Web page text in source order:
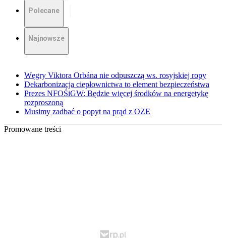
Polecane
Najnowsze
Węgry Viktora Orbána nie odpuszczą ws. rosyjskiej ropy
Dekarbonizacja ciepłownictwa to element bezpieczeństwa
Prezes NFOŚiGW: Będzie więcej środków na energetykę
rozproszoną
Musimy zadbać o popyt na prąd z OZE
Promowane treści